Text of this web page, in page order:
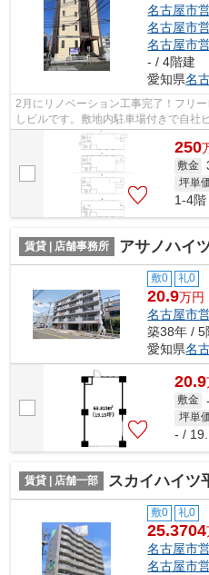
名古屋市
名古屋市
名古屋市
- / 4階建
愛知県名
2月にリノベーション工事完了！フリ
しビルです。敷地内駐車場付きで自社
250
敷金
坪単
1-4
賃貸 | 店舗事務所 アサノハイ
敷0 礼0
20.9万円
名古屋市
築38年 / 5
愛知県名
20.9
敷金 -
坪単
- /
賃貸 | 店舗一部 スカイハイツ平針【
敷0 礼0
25.3704
名古屋市
名古屋市